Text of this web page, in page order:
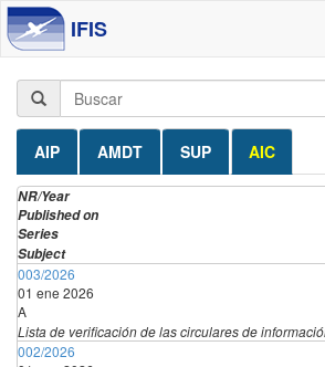
IFIS
AIP AMDT SUP AIC
NR/Year
Published on
Series
Subject
003/2026
01 ene 2026
A
Lista de verificación de las circulares de
002/2026